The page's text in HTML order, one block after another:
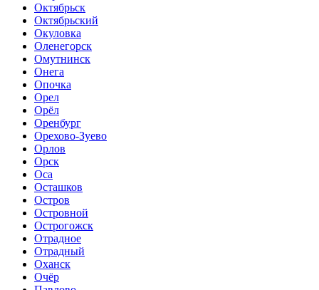
Октябрьск
Октябрьский
Окуловка
Оленегорск
Омутнинск
Онега
Опочка
Орел
Орёл
Оренбург
Орехово-Зуево
Орлов
Орск
Оса
Осташков
Остров
Островной
Острогожск
Отрадное
Отрадный
Оханск
Очёр